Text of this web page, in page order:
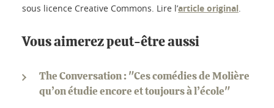
sous licence Creative Commons. Lire l’article original.
Vous aimerez peut-être aussi
The Conversation : "Ces comédies de Molière
qu’on étudie encore et toujours à l’école"